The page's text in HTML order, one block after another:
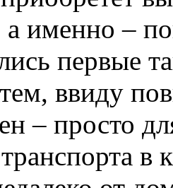
именно –
первые
ввиду
– просто
в